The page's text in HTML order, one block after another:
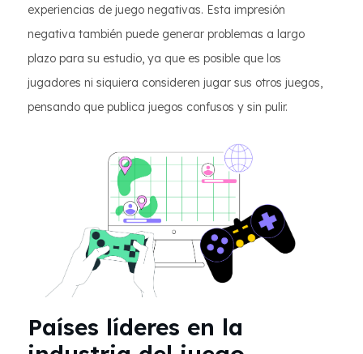
experiencias de juego negativas. Esta impresión
negativa también puede generar problemas a largo
plazo para su estudio, ya que es posible que los
jugadores ni siquiera consideren jugar sus otros juegos,
pensando que publica juegos confusos y sin pulir.
Países líderes en la